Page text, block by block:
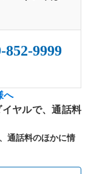
9999
へ
ヤルで、通話料
通話料のほかに情